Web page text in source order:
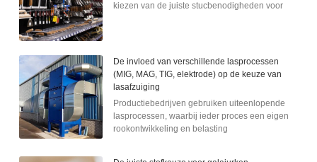
kiezen van de juiste stucbenodigheden voor
De invloed van verschillende lasprocessen
(MIG, MAG, TIG, elektrode) op de keuze van
lasafzuiging
Productiebedrijven gebruiken uiteenlopende
lasprocessen, waarbij ieder proces een eigen
rookontwikkeling en belasting